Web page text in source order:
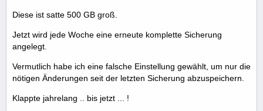
Diese ist satte 500 GB groß.
Jetzt wird jede Woche eine erneute komplette Sicherung
angelegt.
Vermutlich habe ich eine falsche Einstellung gewählt, um nur die
nötigen Änderungen seit der letzten Sicherung abzuspeichern.
Klappte jahrelang .. bis jetzt ... !